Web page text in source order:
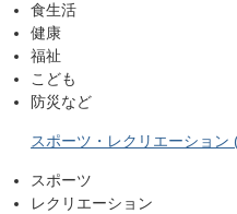
食生活
健康
福祉
こども
防災など
スポーツ・レクリエーショ
スポーツ
レクリエーション